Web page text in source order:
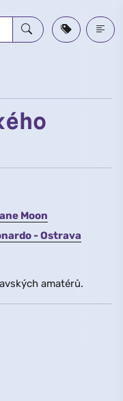
Moon
- Ostrava
amatérů.